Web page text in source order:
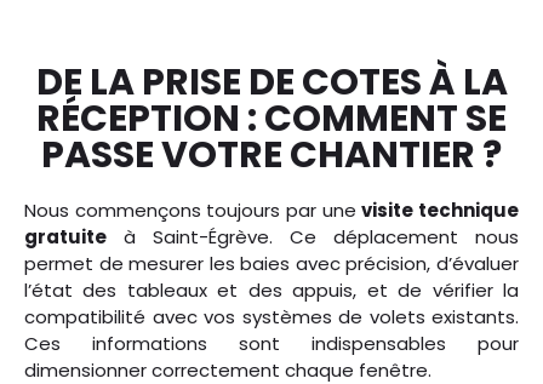
DE LA PRISE DE COTES À LA
RÉCEPTION : COMMENT SE
PASSE VOTRE CHANTIER ?
Nous commençons toujours par unevisite technique
gratuite à Saint-Égrève. Ce déplacement nous
permet de mesurer les baies avec précision, d’évaluer
l’état des tableaux et des appuis, et de vérifier la
compatibilité avec vos systèmes de volets existants.
Ces informations sont indispensables pour
dimensionner correctement chaque fenêtre.